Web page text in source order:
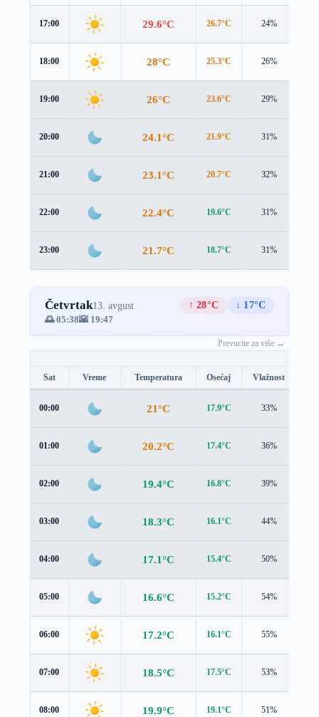
17:00 29.6°C 26.7°C 24%
18:00 28°C 25.3°C 26%
19:00 26°C 23.6°C 29%
20:00 24.1°C 21.9°C 31%
21:00 23.1°C 20.7°C 32%
22:00 22.4°C 19.6°C 31%
23:00 21.7°C 18.7°C 31%
Četvrtak13. avgust ↑ 28°C
↓ 17°C
🌅 05:38🌇 19:47
Prevucite za više →
Sat Vreme Temperatura Osećaj Vlažnost
00:00 21°C 17.9°C 33%
01:00 20.2°C 17.4°C 36%
02:00 19.4°C 16.8°C 39%
03:00 18.3°C 16.1°C 44%
04:00 17.1°C 15.4°C 50%
05:00 16.6°C 15.2°C 54%
06:00 17.2°C 16.1°C 55%
07:00 18.5°C 17.5°C 53%
08:00 19.9°C 19.1°C 51%